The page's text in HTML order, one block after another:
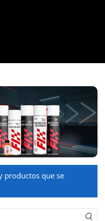
productos que se